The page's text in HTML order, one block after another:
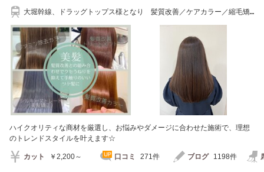
大堀幹線、ドラッグトップス様となり 髪質改善／ケアカラー／縮毛矯
ハイクオリティな商材を厳選し、お悩みやダメージに合わせた施術で、理想
のトレンドスタイルを叶えます☆
カット ￥2,200～ 口コミ 271件 ブログ 1198件